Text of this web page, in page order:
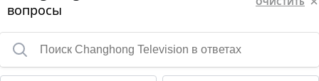
вопросы